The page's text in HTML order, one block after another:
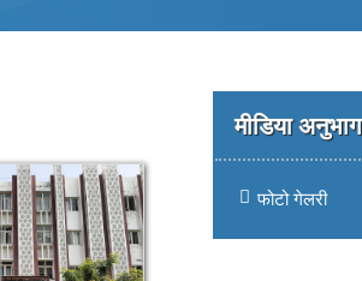
मीडिया अनुभाग
फोटो गेलरी